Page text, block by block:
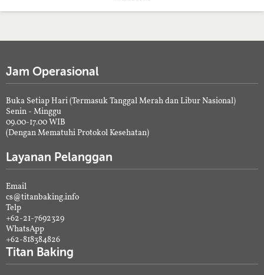
Jam Operasional
Buka Setiap Hari (Termasuk Tanggal Merah dan Libur Nasional)
Senin - Minggu
09.00-17.00 WIB
(Dengan Mematuhi Protokol Kesehatan)
Layanan Pelanggan
Email
cs@titanbaking.info
Telp
+62-21-7692329
WhatsApp
+62-818384826
Titan Baking